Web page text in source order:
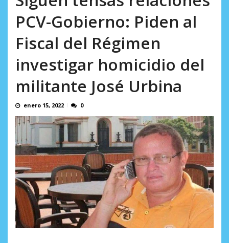
PCV-Gobierno: Piden al
Fiscal del Régimen
investigar homicidio del
militante José Urbina
enero 15, 2022 0